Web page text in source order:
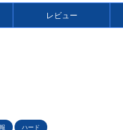
レビュー
ハード